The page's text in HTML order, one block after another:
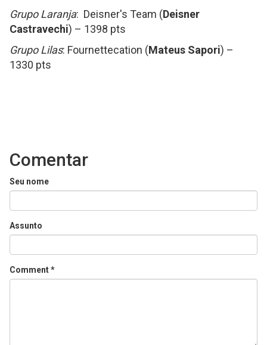
Grupo Laranja: Deisner's Team (Deisner
Castravechi) – 1398 pts
Grupo Lilas: Fournettecation (Mateus Sapori) –
1330 pts
Comentar
Seu nome
Assunto
Comment*